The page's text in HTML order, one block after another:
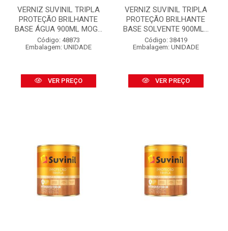
VERNIZ SUVINIL TRIPLA
PROTEÇÃO BRILHANTE
BASE ÁGUA 900ML MOG...
Código: 48873
Embalagem: UNIDADE
VER PREÇO
VERNIZ SUVINIL TRIPLA
PROTEÇÃO BRILHANTE
BASE SOLVENTE 900ML...
Código: 38419
Embalagem: UNIDADE
VER PREÇO